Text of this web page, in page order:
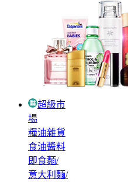
超級市
場
糧油雜貨
食油醬料
即食麵/
意大利麵/